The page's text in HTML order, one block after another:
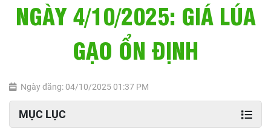
NGÀY 4/10/2025: GIÁ LÚA
GẠO ỔN ĐỊNH
Ngày đăng: 04/10/2025 01:37 PM
MỤC LỤC